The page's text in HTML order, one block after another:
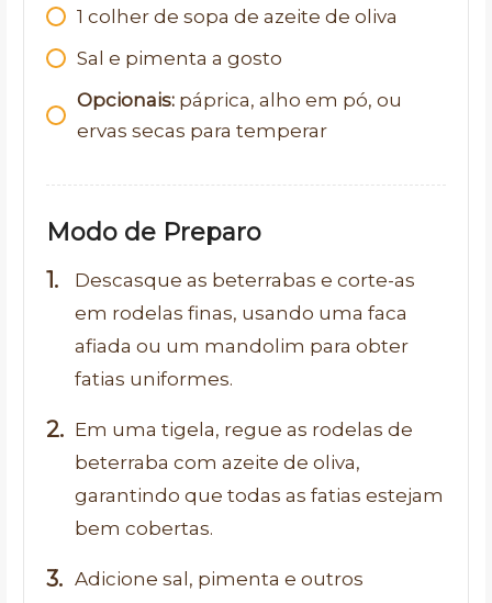
1 colher de sopa de azeite de oliva
Sal e pimenta a gosto
Opcionais: páprica, alho em pó, ou
ervas secas para temperar
Modo de Preparo
Descasque as beterrabas e corte-as
em rodelas finas, usando uma faca
afiada ou um mandolim para obter
fatias uniformes.
Em uma tigela, regue as rodelas de
beterraba com azeite de oliva,
garantindo que todas as fatias estejam
bem cobertas.
Adicione sal, pimenta e outros